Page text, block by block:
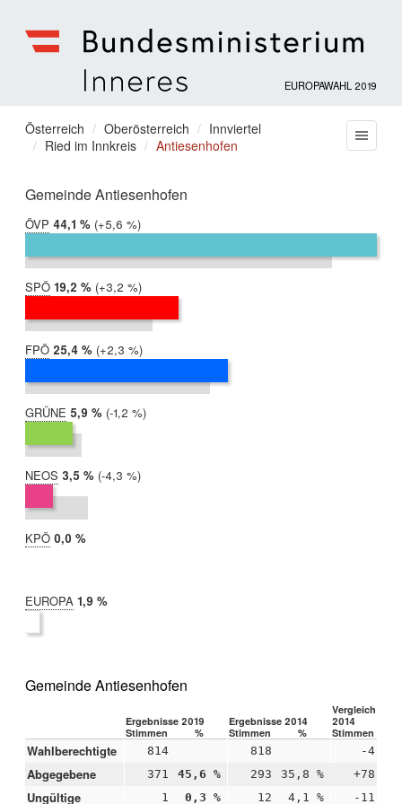
für
Inneres
EUROPAWAHL 2019
Sie
befinden
hier:
Österreich Oberösterreich
Innviertel
Ried im Innkreis
Antiesenhofen
Gemeinde Antiesenhofen
ÖVP 2019:
44,1 %
2014:
38,4 %
Differenz:
+5,6 %
SPÖ 2019:
19,2 %
2014:
16,0 %
Differenz:
+3,2 %
FPÖ 2019:
25,4 %
2014:
23,1 %
Differenz:
+2,3 %
GRÜNE 2019:
5,9 %
2014:
7,1 %
Differenz:
-1,2 %
NEOS 2019:
3,5 %
2014:
7,8 %
Differenz:
-4,3 %
KPÖ 2019:
0,0 %
EUROPA 2019:
1,9 %
Gemeinde Antiesenhofen
Ergebnisse 2019 Ergebnisse 2014
Vergleich
2014
Stimmen
% Stimmen % Stimmen
Wahlberechtigte 814 818 -4
Abgegebene 371 45,6 % 293 35,8 % +78
Ungültige 1 0,3 % 12 4,1 % -11